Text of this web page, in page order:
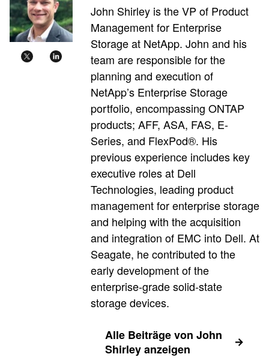
John Shirley is the VP of Product
Management for Enterprise
Storage at NetApp. John and his
team are responsible for the
planning and execution of
NetApp’s Enterprise Storage
portfolio, encompassing ONTAP
products; AFF, ASA, FAS, E-
Series, and FlexPod®. His
previous experience includes key
executive roles at Dell
Technologies, leading product
management for enterprise storage
and helping with the acquisition
and integration of EMC into Dell. At
Seagate, he contributed to the
early development of the
enterprise-grade solid-state
storage devices.
Alle Beiträge von John
Shirley anzeigen